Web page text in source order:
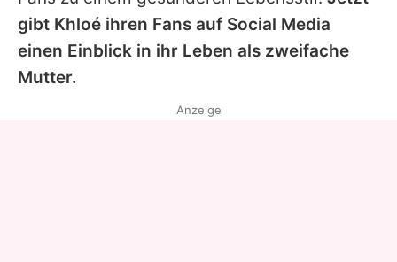
gibt Khloé ihren Fans auf Social Media
einen Einblick in ihr Leben als zweifache
Mutter.
Anzeige